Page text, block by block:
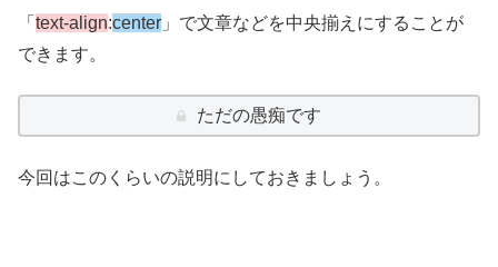
「 text-align:center 」で文章などを中央揃えにすることが
できます。
ただの愚痴です
今回はこのくらいの説明にしておきましょう。